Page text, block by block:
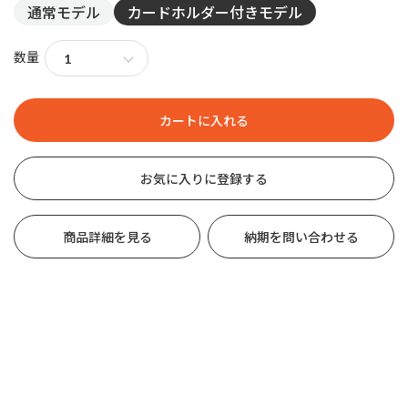
通常モデル カードホルダー付きモデル
数量
お気に入りに登録する
商品詳細を見る 納期を問い合わせる